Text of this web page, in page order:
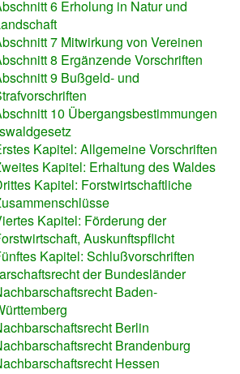
6 Erholung in Natur und
7 Mitwirkung von Vereinen
8 Ergänzende Vorschriften
9 Bußgeld- und
10 Übergangsbestimmungen
Kapitel: Allgemeine Vorschriften
Kapitel: Erhaltung des Waldes
Kapitel: Forstwirtschaftliche
Kapitel: Förderung der
Auskunftspflicht
Kapitel: Schlußvorschriften
der Bundesländer
Baden-
Berlin
Brandenburg
Hessen